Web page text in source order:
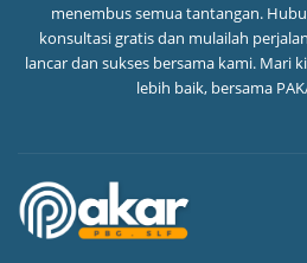
menembus semua tantangan.
konsultasi gratis dan mulailah
lancar dan sukses bersama kami. Mari
lebih baik, bersama